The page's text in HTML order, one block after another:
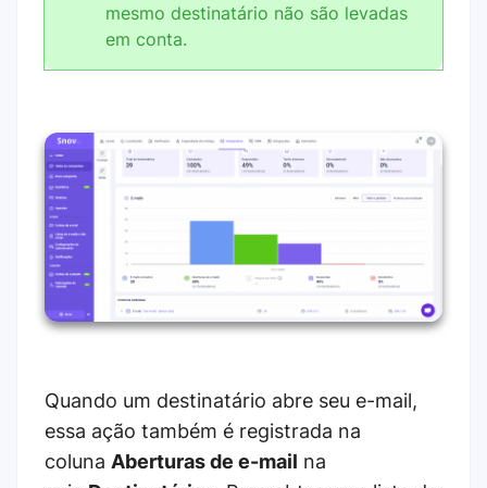
mesmo destinatário não são levadas
em conta.
Quando um destinatário abre seu e-mail,
essa ação também é registrada na
coluna Aberturas de e-mail na